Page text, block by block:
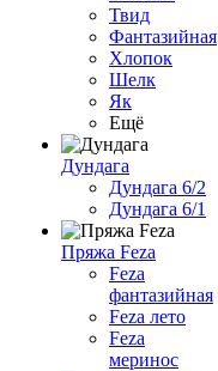
Твид
Фантазийная
Хлопок
Шелк
Як
Ещё
Дундага
Дундага 6/2
Дундага 6/1
Пряжа Feza
Feza
фантазийная
Feza лето
Feza
меринос